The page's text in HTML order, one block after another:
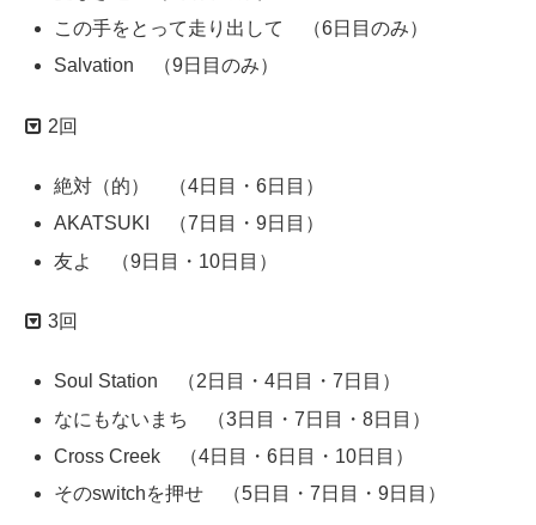
この手をとって走り出して （6日目のみ）
Salvation （9日目のみ）
2回
絶対（的） （4日目・6日目）
AKATSUKI （7日目・9日目）
友よ （9日目・10日目）
3回
Soul Station （2日目・4日目・7日目）
なにもないまち （3日目・7日目・8日目）
Cross Creek （4日目・6日目・10日目）
そのswitchを押せ （5日目・7日目・9日目）